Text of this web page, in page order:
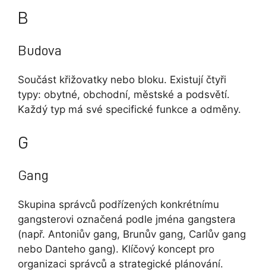
B
Budova
Součást křižovatky nebo bloku. Existují čtyři
typy: obytné, obchodní, městské a podsvětí.
Každý typ má své specifické funkce a odměny.
G
Gang
Skupina správců podřízených konkrétnímu
gangsterovi označená podle jména gangstera
(např. Antoniův gang, Brunův gang, Carlův gang
nebo Danteho gang). Klíčový koncept pro
organizaci správců a strategické plánování.